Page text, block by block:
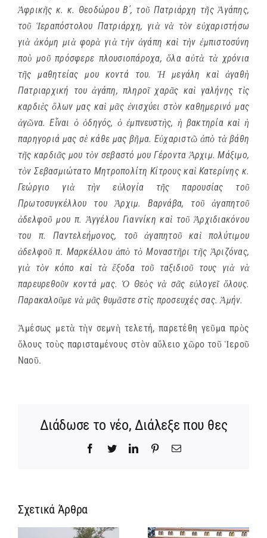
Ἀφρικῆς κ. κ. Θεοδώρου Β΄, τοῦ Πατριάρχη τῆς Ἀγάπης,
τοῦ Ἱεραπόστολου Πατριάρχη, γιὰ νὰ τὸν εὐχαριστήσω
γιὰ ἀκόμη μιὰ φορὰ γιὰ τὴν ἀγάπη καὶ τὴν ἐμπιστοσύνη
ποὺ μοῦ πρόσφερε πλουσιοπάροχα, ὅλα αὐτὰ τὰ χρόνια
τῆς μαθητείας μου κοντά του. Ἡ μεγάλη καὶ ἀγαθὴ
Πατριαρχική του ἀγάπη, πληροῖ χαρᾶς καὶ γαλήνης τὶς
καρδιὲς ὅλων μας καὶ μᾶς ἐνισχύει στὸν καθημερινό μας
ἀγῶνα. Εἶναι ὁ ὁδηγός, ὁ ἐμπνευστὴς, ἡ βακτηρία καὶ ἡ
παρηγοριά μας σὲ κάθε μας βῆμα. Εὐχαριστῶ ἀπὸ τὰ βάθη
τῆς καρδιᾶς μου τὸν σεβαστό μου Γέροντα Ἀρχιμ. Μάξιμο,
τὸν Σεβασμιώτατο Μητροπολίτη Κίτρους καὶ Κατερίνης κ.
Γεώργιο γιὰ τὴν εὐλογία τῆς παρουσίας τοῦ
Πρωτοσυγκέλλου του Ἀρχιμ. Βαρνάβα, τοῦ ἀγαπητοῦ
ἀδελφοῦ μου π. Ἀγγέλου Γιαννίκη καὶ τοῦ Ἀρχιδιακόνου
του π. Παντελεήμονος, τοῦ ἀγαπητοῦ καὶ πολύτιμου
ἀδελφοῦ π. Μαρκέλλου ἀπὸ τὸ Μοναστῆρι τῆς Ἀριζόνας,
γιὰ τὸν κόπο καὶ τὰ ἔξοδα τοῦ ταξιδιοῦ τους γιὰ νὰ
παρευρεθοῦν κοντά μας. Ὁ Θεὸς νὰ σᾶς εὐλογεῖ ὅλους.
Παρακαλοῦμε νὰ μᾶς θυμᾶστε στὶς προσευχές σας. Ἀμήν.
Ἀμέσως μετὰ τὴν σεμνὴ τελετή, παρετέθη γεῦμα πρὸς
ὅλους τοὺς παρισταμένους στὸν αὔλειο χῶρο τοῦ Ἱεροῦ
Ναοῦ.
Διάδωσε το νέο, Διάλεξε που θες
Facebook
TwitterLinkedInPinterestEmail
Σχετικά Άρθρα